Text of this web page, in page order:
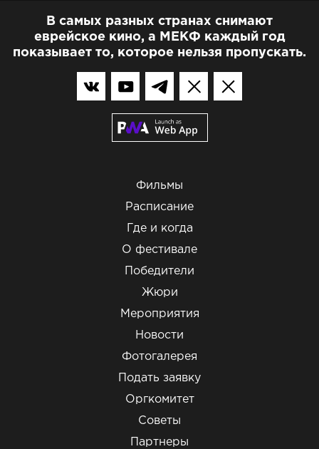
В самых разных странах снимают
еврейское кино, а МЕКФ каждый год
показывает то, которое нельзя пропускать.
Фильмы
Расписание
Где и когда
О фестивале
Победители
Жюри
Мероприятия
Новости
Фотогалерея
Подать заявку
Оргкомитет
Советы
Партнеры